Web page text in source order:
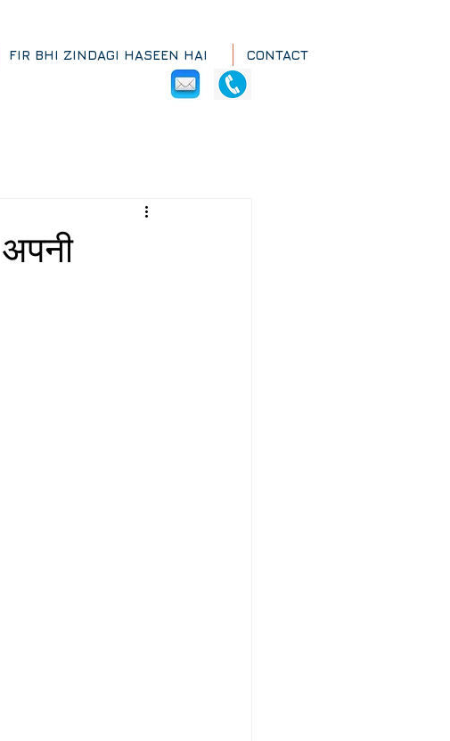
FIR BHI ZINDAGI HASEEN HAI CONTACT